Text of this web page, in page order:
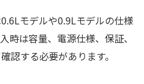
モデルや0.9Lモデルの仕様
時は容量、電源仕様、保証、
認する必要があります。